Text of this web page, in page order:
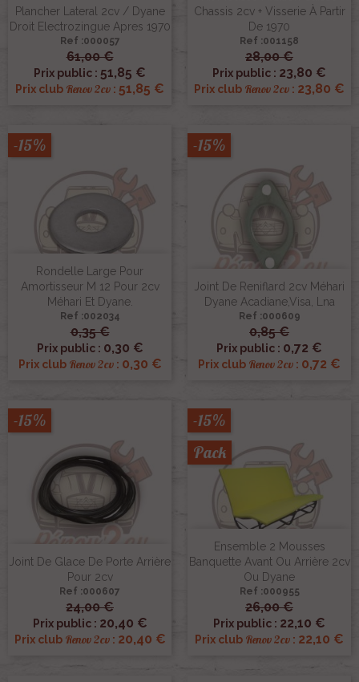
Plancher Lateral 2cv / Dyane
Droit Electrozingue Apres 1970
Ref :000057
61,00 €
Prix public : 51,85 €
Prix club Renov 2cv : 51,85 €
Chassis 2cv + Visserie À Partir
De 1970
Ref :001158
28,00 €
Prix public : 23,80 €
Prix club Renov 2cv : 23,80 €
Rondelle Large Pour
Amortisseur M 12 Pour 2cv
Méhari Et Dyane.
Ref :002034
0,35 €
Prix public : 0,30 €
Prix club Renov 2cv: 0,30 €
-15%
Joint De Reniflard 2cv Méhari
Dyane Acadiane,Visa, Lna
Ref :000609
0,85 €
Prix public : 0,72 €
Prix club Renov 2cv : 0,72 €
-15%
Joint De Glace De Porte Arrière
Pour 2cv
Ref :000607
24,00 €
Prix public : 20,40 €
Prix club Renov 2cv: 20,40 €
-15%
Ensemble 2 Mousses
Banquette Avant Ou Arrière 2cv
Ou Dyane
Ref :000955
26,00 €
Prix public : 22,10 €
Prix club Renov 2cv : 22,10 €
-15%
Pack